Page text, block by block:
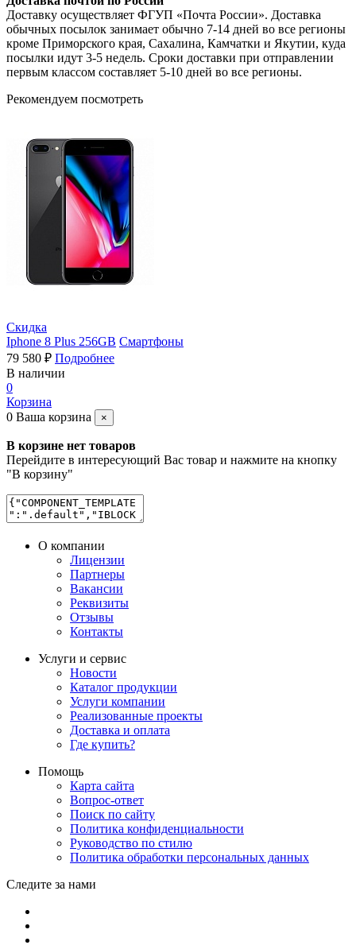
Доставку осуществляет ФГУП «Почта России». Доставка
обычных посылок занимает обычно 7-14 дней во все регионы
кроме Приморского края, Сахалина, Камчатки и Якутии, куда
посылки идут 3-5 недель. Сроки доставки при отправлении
первым классом составляет 5-10 дней во все регионы.
Рекомендуем посмотреть
Скидка
Iphone 8 Plus 256GB Смартфоны
79 580 ₽ Подробнее
В наличии
0
Корзина
0 Ваша корзина ×
В корзине нет товаров
Перейдите в интересующий Вас товар и нажмите на кнопку
"В корзину"
О компании
Лицензии
Партнеры
Вакансии
Реквизиты
Отзывы
Контакты
Услуги и сервис
Новости
Каталог продукции
Услуги компании
Реализованные проекты
Доставка и оплата
Где купить?
Помощь
Карта сайта
Вопрос-ответ
Поиск по сайту
Политика конфиденциальности
Руководство по стилю
Политика обработки персональных данных
Следите за нами